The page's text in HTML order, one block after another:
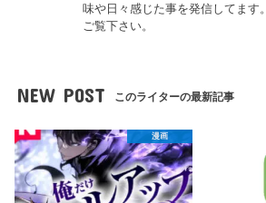
味や日々感じた事を発信してます
ご覧下さい。
NEW POST このライターの最新記事
漫画